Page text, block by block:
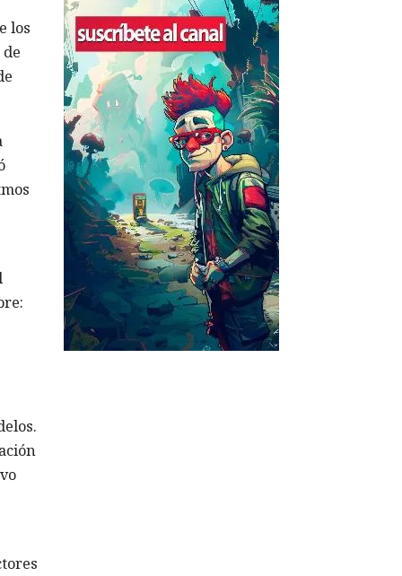
los